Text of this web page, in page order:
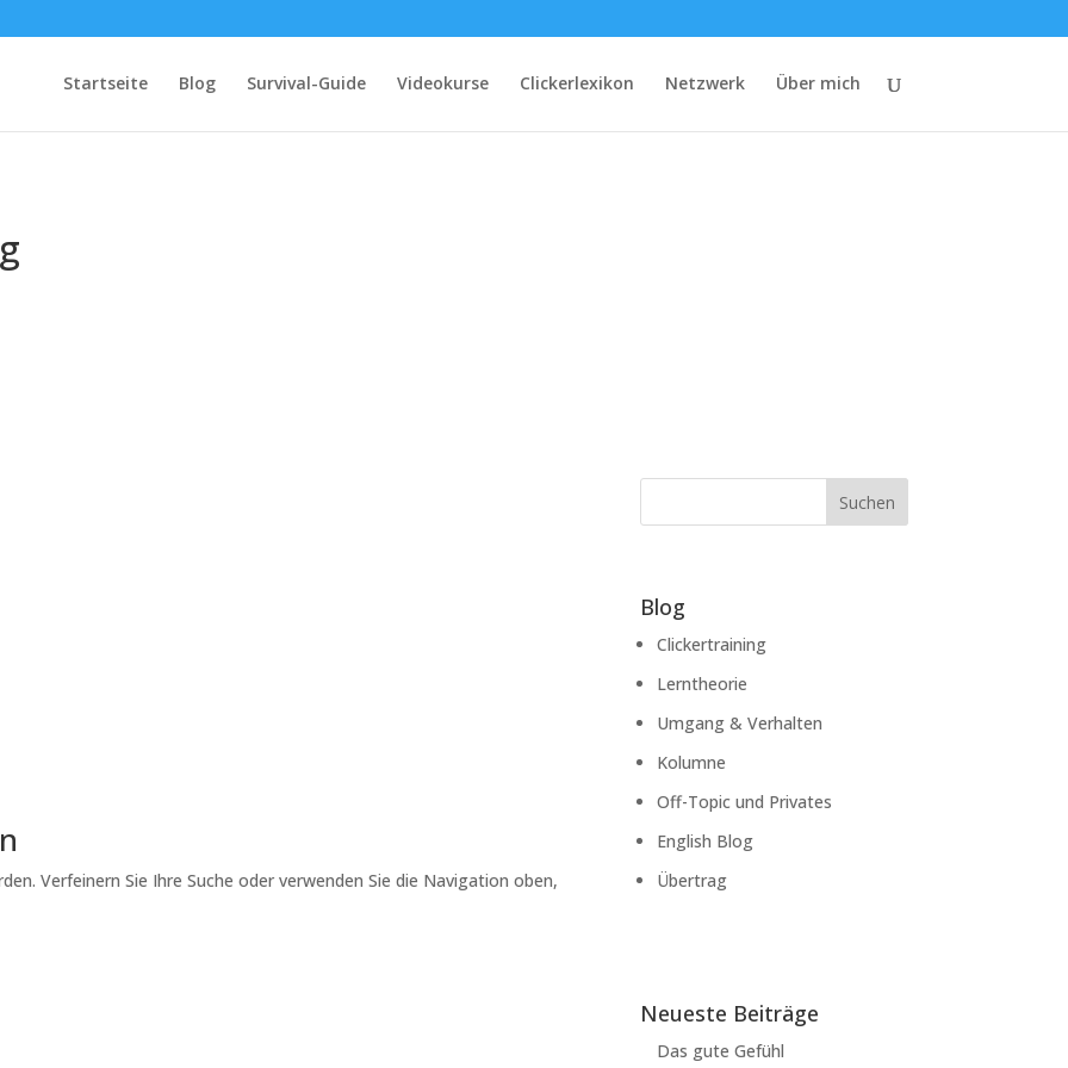
Startseite Blog Survival-Guide Videokurse Clickerlexikon Netzwerk Über mich
Verfeinern Sie Ihre Suche oder verwenden Sie die Navigation oben,
Suchen
Blog
Clickertraining
Lerntheorie
Umgang & Verhalten
Kolumne
Off-Topic und Privates
English Blog
Übertrag
Neueste Beiträge
Das gute Gefühl